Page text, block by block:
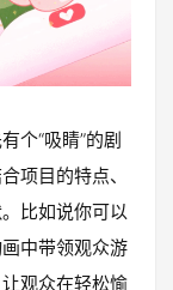
个“吸睛”的剧
项目的特点、
比如说你可以
中带领观众游
观众在轻松愉